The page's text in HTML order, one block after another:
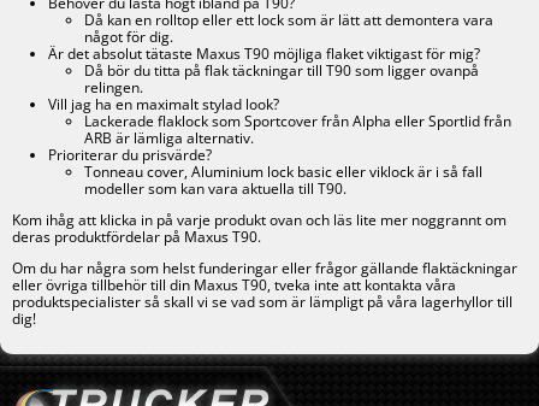
Då kan en rolltop eller ett lock som är lätt att demontera vara
något för dig.
Är det absolut tätaste Maxus T90 möjliga flaket viktigast för mig?
Då bör du titta på flak täckningar till T90 som ligger ovanpå
relingen.
Vill jag ha en maximalt stylad look?
Lackerade flaklock som Sportcover från Alpha eller Sportlid från
ARB är lämliga alternativ.
Prioriterar du prisvärde?
Tonneau cover, Aluminium lock basic eller viklock är i så fall
modeller som kan vara aktuella till T90.
Kom ihåg att klicka in på varje produkt ovan och läs lite mer noggrannt om
deras produktfördelar på Maxus T90.
Om du har några som helst funderingar eller frågor gällande flaktäckningar
eller övriga tillbehör till din Maxus T90, tveka inte att kontakta våra
produktspecialister så skall vi se vad som är lämpligt på våra lagerhyllor till
dig!